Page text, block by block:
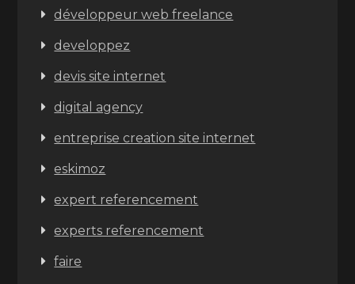
développeur web freelance
developpez
devis site internet
digital agency
entreprise creation site internet
eskimoz
expert referencement
experts referencement
faire